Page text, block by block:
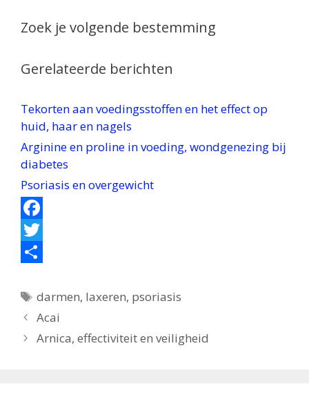
Zoek je volgende bestemming
Gerelateerde berichten
Tekorten aan voedingsstoffen en het effect op
huid, haar en nagels
Arginine en proline in voeding, wondgenezing bij
diabetes
Psoriasis en overgewicht
F
a
e
b
o
T
i
t
t
e
l
e
Tags
darmen, laxeren, psoriasis
Acai
Arnica, effectiviteit en veiligheid